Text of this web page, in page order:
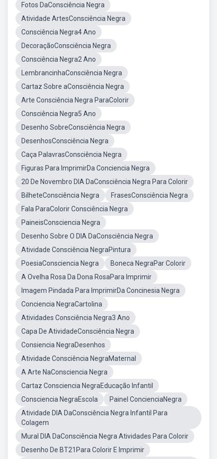
Fotos DaConsciência Negra
Atividade ArtesConsciência Negra
Consciência Negra4 Ano
DecoraçãoConsciência Negra
Consciência Negra2 Ano
LembrancinhaConsciência Negra
Cartaz Sobre aConsciência Negra
Arte Consciência Negra ParaColorir
Consciência Negra5 Ano
Desenho SobreConsciência Negra
DesenhosConsciência Negra
Caça PalavrasConsciência Negra
Figuras Para ImprimirDa Conciencia Negra
20 De Novembro DIA DaConsciência Negra Para Colorir
BilheteConsciência Negra
FrasesConsciência Negra
Fala ParaColorir Consciência Negra
PaineisConsciencia Negra
Desenho Sobre O DIA DaConsciência Negra
Atividade Consciência NegraPintura
PoesiaConsciencia Negra
Boneca NegraPar Colorir
A Ovelha Rosa Da Dona RosaPara Imprimir
Imagem Pindada Para ImprimirDa Concinesia Negra
Conciencia NegraCartolina
Atividades Consciência Negra3 Ano
Capa De AtividadeConsciência Negra
Consiencia NegraDesenhos
Atividade Consciência NegraMaternal
A Arte NaConsciencia Negra
Cartaz Consciencia NegraEducação Infantil
Consciencia NegraEscola
Painel ConcienciaNegra
Atividade DIA DaConsciência Negra Infantil Para
Colagem
Mural DIA DaConsciência Negra Atividades Para Colorir
Desenho De BT21Para Colorir E Imprimir